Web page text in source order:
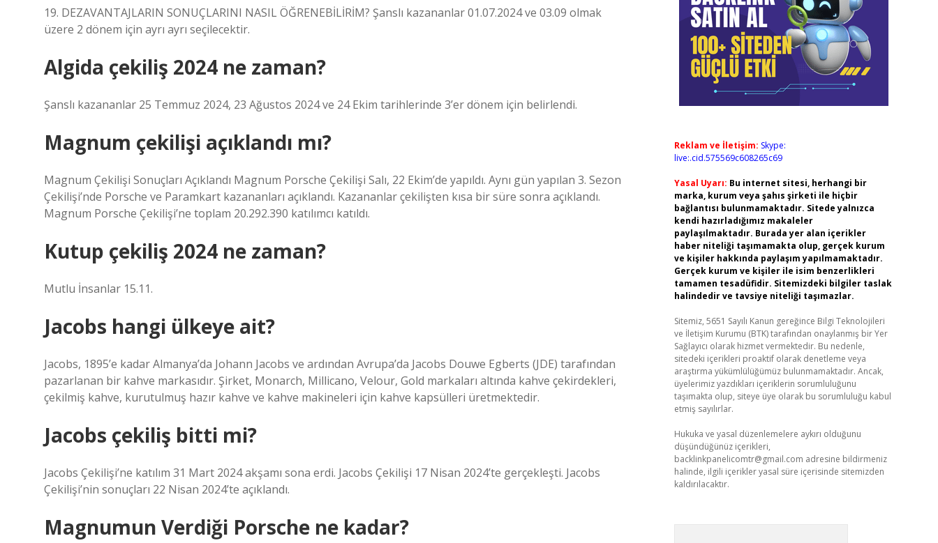
19. DEZAVANTAJLARIN SONUÇLARINI NASIL ÖĞRENEBİLİRİM? Şanslı kazananlar 01.07.2024 ve 03.09 olmak
üzere 2 dönem için ayrı ayrı seçilecektir.
Algida çekiliş 2024 ne zaman?
Şanslı kazananlar 25 Temmuz 2024, 23 Ağustos 2024 ve 24 Ekim tarihlerinde 3’er dönem için belirlendi.
Magnum çekilişi açıklandı mı?
Magnum Çekilişi Sonuçları Açıklandı Magnum Porsche Çekilişi Salı, 22 Ekim’de yapıldı. Aynı gün yapılan 3. Sezon
Çekilişi’nde Porsche ve Paramkart kazananları açıklandı. Kazananlar çekilişten kısa bir süre sonra açıklandı.
Magnum Porsche Çekilişi’ne toplam 20.292.390 katılımcı katıldı.
Kutup çekiliş 2024 ne zaman?
Mutlu İnsanlar 15.11.
Jacobs hangi ülkeye ait?
Jacobs, 1895’e kadar Almanya’da Johann Jacobs ve ardından Avrupa’da Jacobs Douwe Egberts (JDE) tarafından
pazarlanan bir kahve markasıdır. Şirket, Monarch, Millicano, Velour, Gold markaları altında kahve çekirdekleri,
çekilmiş kahve, kurutulmuş hazır kahve ve kahve makineleri için kahve kapsülleri üretmektedir.
Jacobs çekiliş bitti mi?
Jacobs Çekilişi’ne katılım 31 Mart 2024 akşamı sona erdi. Jacobs Çekilişi 17 Nisan 2024’te gerçekleşti. Jacobs
Çekilişi’nin sonuçları 22 Nisan 2024’te açıklandı.
Magnumun Verdiği Porsche ne kadar?
Reklam ve İletişim: Skype:
live:.cid.575569c608265c69
Yasal Uyarı: Bu internet sitesi, herhangi bir
marka, kurum veya şahıs şirketi ile hiçbir
bağlantısı bulunmamaktadır. Sitede yalnızca
kendi hazırladığımız makaleler
paylaşılmaktadır. Burada yer alan içerikler
haber niteliği taşımamakta olup, gerçek kurum
ve kişiler hakkında paylaşım yapılmamaktadır.
Gerçek kurum ve kişiler ile isim benzerlikleri
tamamen tesadüfidir. Sitemizdeki bilgiler taslak
halindedir ve tavsiye niteliği taşımazlar.
Sitemiz, 5651 Sayılı Kanun gereğince Bilgi Teknolojileri
ve İletişim Kurumu (BTK) tarafından onaylanmış bir Yer
Sağlayıcı olarak hizmet vermektedir. Bu nedenle,
sitedeki içerikleri proaktif olarak denetleme veya
araştırma yükümlülüğümüz bulunmamaktadır. Ancak,
üyelerimiz yazdıkları içeriklerin sorumluluğunu
taşımakta olup, siteye üye olarak bu sorumluluğu kabul
etmiş sayılırlar.
Hukuka ve yasal düzenlemelere aykırı olduğunu
düşündüğünüz içerikleri,
backlinkpanelicomtr@gmail.com adresine bildirmeniz
halinde, ilgili içerikler yasal süre içerisinde sitemizden
kaldırılacaktır.